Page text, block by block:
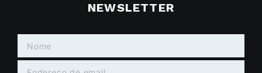
NEWSLETTER